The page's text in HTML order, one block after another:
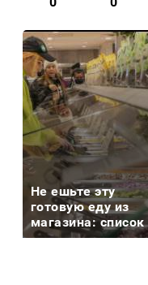
Не ешьте эту
готовую еду из
магазина: список